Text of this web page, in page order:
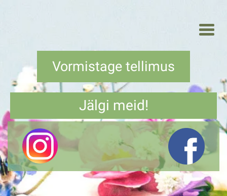
Vormistage tellimus
Jälgi meid!